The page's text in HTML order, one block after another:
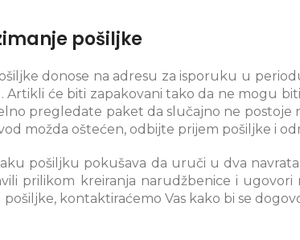
pošiljke
donose na adresu za isporuku u
Artikli će biti zapakovani tako da ne mogu
pregledate paket da slučajno ne postoje
možda oštećen, odbijte prijem pošiljke i
pošiljku pokušava da uruči u dva
prilikom kreiranja narudžbenice i
kontaktiraćemo Vas kako bi se